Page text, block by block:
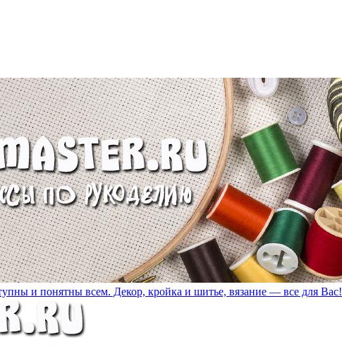
и понятны всем. Декор, кройка и шитье, вязание — все для Вас!